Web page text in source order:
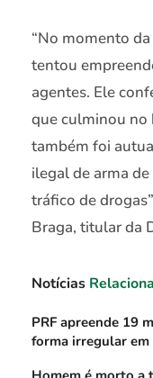
“No momento
tentou
agentes. Ele
que culminou no
também foi
ilegal de arma
tráfico de
Braga, titular da
Notícias
PRF apreende 19
forma irregular em